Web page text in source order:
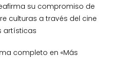
su compromiso de
culturas a través del cine
artísticas
completo en «Más